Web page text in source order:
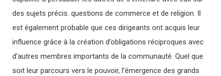
des sujets précis. questions de commerce et de religion. Il
est également probable que ces dirigeants ont acquis leur
influence grâce à la création d’obligations réciproques avec
d’autres membres importants de la communauté. Quel que
soit leur parcours vers le pouvoir, l’émergence des grands